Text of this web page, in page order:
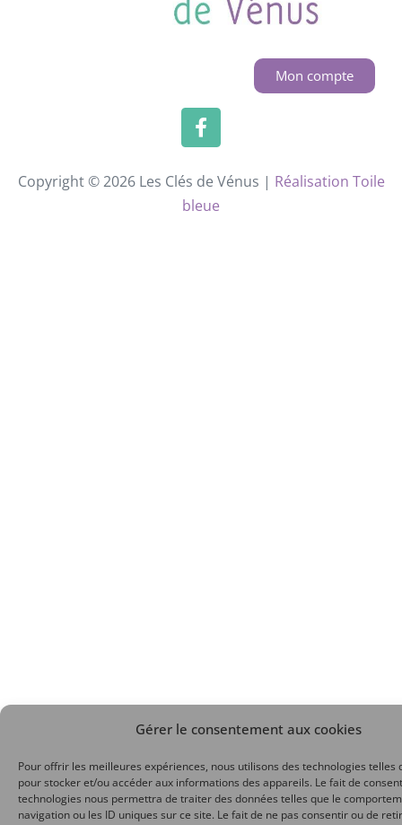
Gérer le consentement aux cookies
Pour offrir les meilleures expériences, nous utilisons des technologies telles
pour stocker et/ou accéder aux informations des appareils. Le fait de
technologies nous permettra de traiter des données telles que le
navigation ou les ID uniques sur ce site. Le fait de ne pas consentir ou de
Mon compte
Copyright © 2026 Les Clés de Vénus | Réalisation Toile
bleue